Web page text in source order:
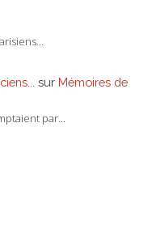
sur Mémoires de
par...